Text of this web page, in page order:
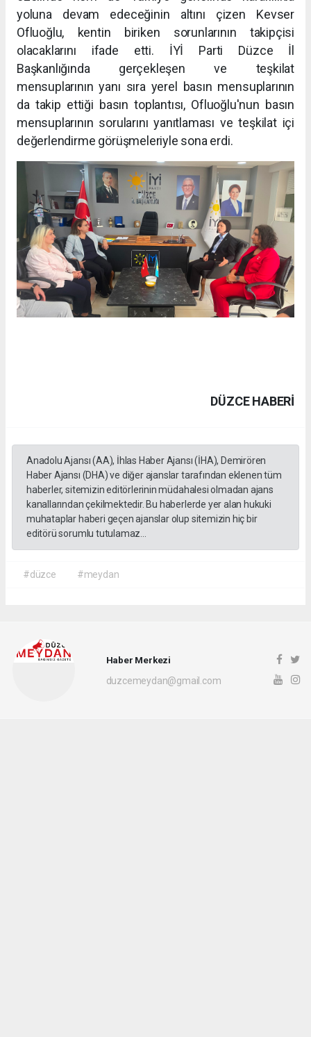
yoluna devam edeceğinin altını çizen Kevser
Ofluoğlu, kentin biriken sorunlarının takipçisi
olacaklarını ifade etti. İYİ Parti Düzce İl
Başkanlığında gerçekleşen ve teşkilat
mensuplarının yanı sıra yerel basın mensuplarının
da takip ettiği basın toplantısı, Ofluoğlu'nun basın
mensuplarının sorularını yanıtlaması ve teşkilat içi
değerlendirme görüşmeleriyle sona erdi.
DÜZCE HABERİ
Anadolu Ajansı (AA), İhlas Haber Ajansı (İHA), Demirören
Haber Ajansı (DHA) ve diğer ajanslar tarafından eklenen tüm
haberler, sitemizin editörlerinin müdahalesi olmadan ajans
kanallarından çekilmektedir. Bu haberlerde yer alan hukuki
muhataplar haberi geçen ajanslar olup sitemizin hiç bir
editörü sorumlu tutulamaz...
#düzce #meydan
Haber Merkezi
duzcemeydan@gmail.com